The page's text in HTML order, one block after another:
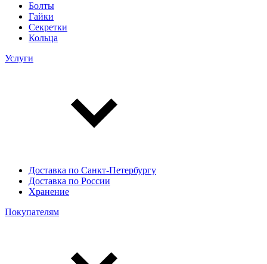
Болты
Гайки
Секретки
Кольца
Услуги
Доставка по Санкт-Петербургу
Доставка по России
Хранение
Покупателям